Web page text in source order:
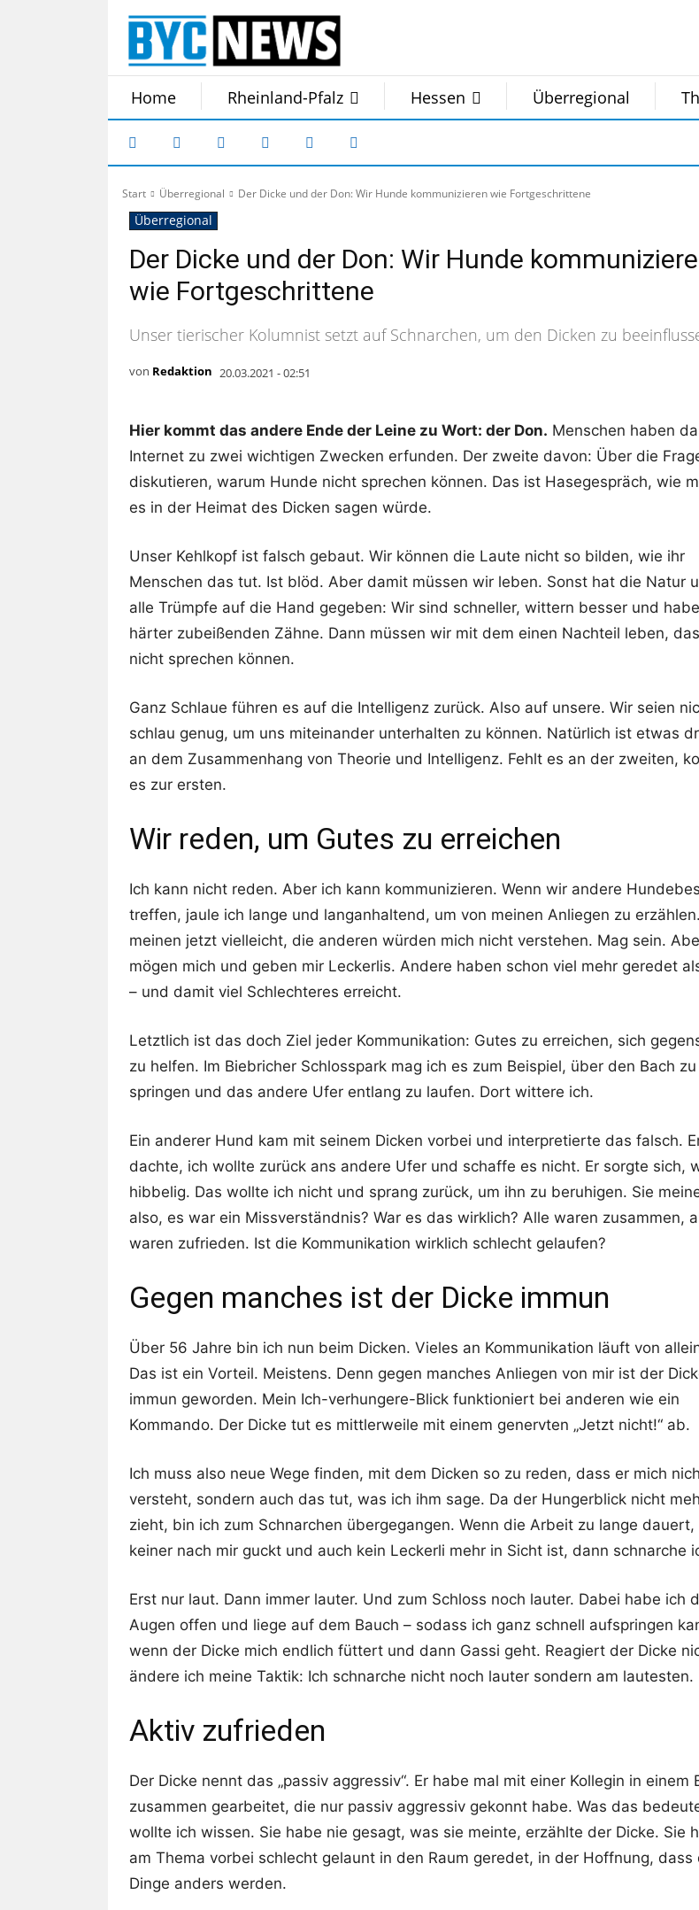
Home Rheinland-Pfalz Hessen Überregional
Start Überregional Der Dicke und der Don: Wir Hunde kommunizieren wie Fortgeschrittene
Überregional
Der Dicke und der Don: Wir Hunde
wie Fortgeschrittene
Unser tierischer Kolumnist setzt auf Schnarchen, um den Dicken zu
von Redaktion 20.03.2021 - 02:51
Hier kommt das andere Ende der Leine zu Wort: der Don. Menschen haben
Internet zu zwei wichtigen Zwecken erfunden. Der zweite davon: Über die
diskutieren, warum Hunde nicht sprechen können. Das ist Hasegespräch, wie
es in der Heimat des Dicken sagen würde.
Unser Kehlkopf ist falsch gebaut. Wir können die Laute nicht so bilden, wie ihr
Menschen das tut. Ist blöd. Aber damit müssen wir leben. Sonst hat die Natur
alle Trümpfe auf die Hand gegeben: Wir sind schneller, wittern besser und
härter zubeißenden Zähne. Dann müssen wir mit dem einen Nachteil leben,
nicht sprechen können.
Ganz Schlaue führen es auf die Intelligenz zurück. Also auf unsere. Wir seien
schlau genug, um uns miteinander unterhalten zu können. Natürlich ist etwas
an dem Zusammenhang von Theorie und Intelligenz. Fehlt es an der zweiten,
es zur ersten.
Wir reden, um Gutes zu erreichen
Ich kann nicht reden. Aber ich kann kommunizieren. Wenn wir andere
treffen, jaule ich lange und langanhaltend, um von meinen Anliegen zu
meinen jetzt vielleicht, die anderen würden mich nicht verstehen. Mag sein.
mögen mich und geben mir Leckerlis. Andere haben schon viel mehr geredet
– und damit viel Schlechteres erreicht.
Letztlich ist das doch Ziel jeder Kommunikation: Gutes zu erreichen, sich
zu helfen. Im Biebricher Schlosspark mag ich es zum Beispiel, über den Bach zu
springen und das andere Ufer entlang zu laufen. Dort wittere ich.
Ein anderer Hund kam mit seinem Dicken vorbei und interpretierte das falsch.
dachte, ich wollte zurück ans andere Ufer und schaffe es nicht. Er sorgte sich,
hibbelig. Das wollte ich nicht und sprang zurück, um ihn zu beruhigen. Sie
also, es war ein Missverständnis? War es das wirklich? Alle waren zusammen,
waren zufrieden. Ist die Kommunikation wirklich schlecht gelaufen?
Gegen manches ist der Dicke immun
Über 56 Jahre bin ich nun beim Dicken. Vieles an Kommunikation läuft von
Das ist ein Vorteil. Meistens. Denn gegen manches Anliegen von mir ist der
immun geworden. Mein Ich-verhungere-Blick funktioniert bei anderen wie ein
Kommando. Der Dicke tut es mittlerweile mit einem genervten „Jetzt nicht!“ ab.
Ich muss also neue Wege finden, mit dem Dicken so zu reden, dass er mich
versteht, sondern auch das tut, was ich ihm sage. Da der Hungerblick nicht
zieht, bin ich zum Schnarchen übergegangen. Wenn die Arbeit zu lange dauert,
keiner nach mir guckt und auch kein Leckerli mehr in Sicht ist, dann schnarche
Erst nur laut. Dann immer lauter. Und zum Schloss noch lauter. Dabei habe ich
Augen offen und liege auf dem Bauch – sodass ich ganz schnell aufspringen
wenn der Dicke mich endlich füttert und dann Gassi geht. Reagiert der Dicke
ändere ich meine Taktik: Ich schnarche nicht noch lauter sondern am lautesten.
Aktiv zufrieden
Der Dicke nennt das „passiv aggressiv“. Er habe mal mit einer Kollegin in einem
zusammen gearbeitet, die nur passiv aggressiv gekonnt habe. Was das
wollte ich wissen. Sie habe nie gesagt, was sie meinte, erzählte der Dicke. Sie
am Thema vorbei schlecht gelaunt in den Raum geredet, in der Hoffnung, dass
Dinge anders werden.